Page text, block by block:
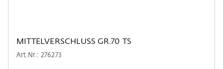
MITTELVERSCHLUSS GR.70 TS
Art.Nr.: 276273